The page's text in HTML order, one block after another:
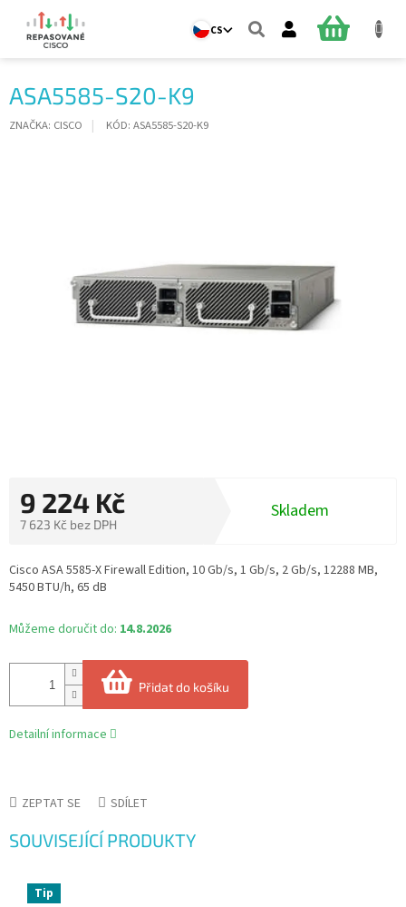
obsah
CS
NÁKUPNÍ
ASA5585-S20-K9
ZNAČKA: CISCO KÓD: ASA5585-S20-K9
9 224 Kč
7 623 Kč bez DPH
cena:
Skladem
Můžeme doručit do: 14.8.2026
Přidat do košíku
Cisco ASA 5585-X Firewall Edition, 10 Gb/s, 1 Gb/s, 2 Gb/s, 12288 MB,
5450 BTU/h, 65 dB
Detailní informace
ZEPTAT SE SDÍLET
SOUVISEJÍCÍ PRODUKTY
Tip